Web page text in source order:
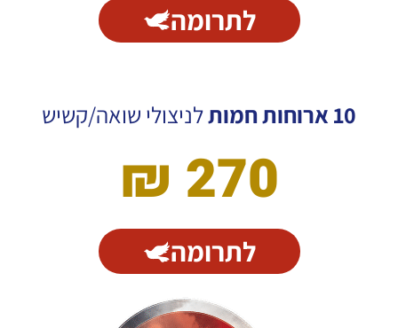
לתרומה
10 ארוחות חמות לניצולי שואה/קשיש
270 ₪
לתרומה